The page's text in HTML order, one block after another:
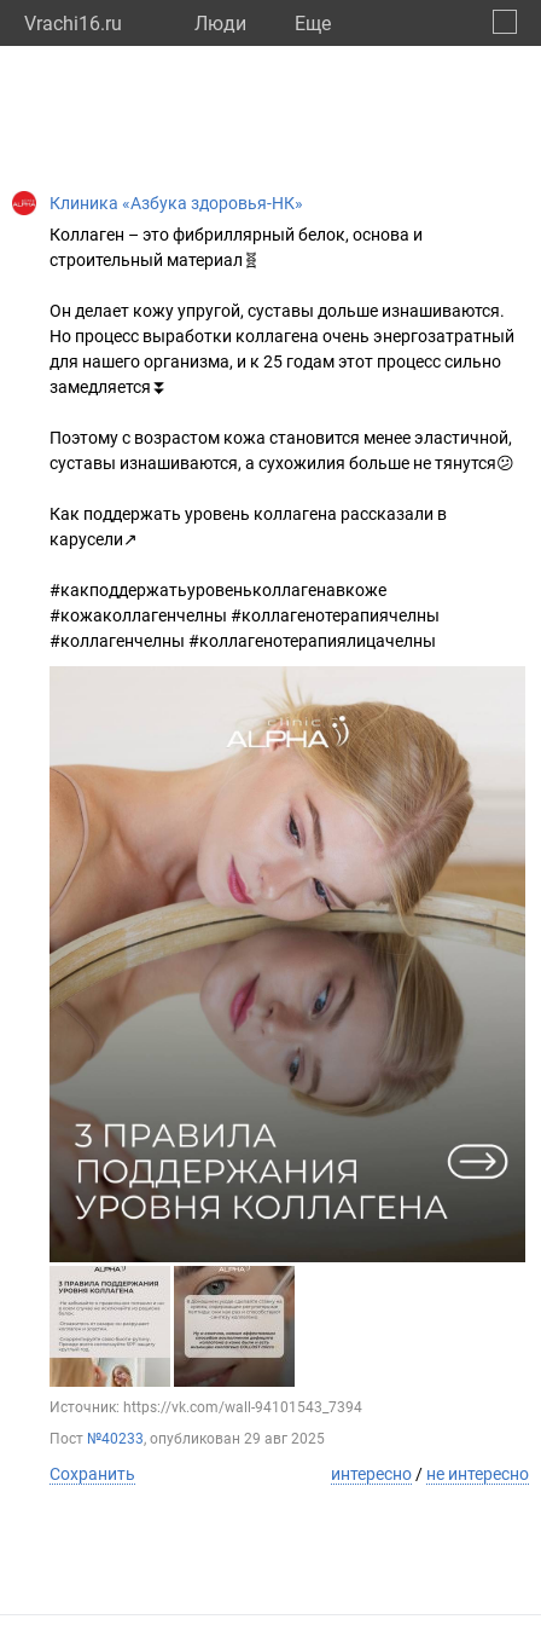
Vrachi16.ru Люди Eще
Клиника «Азбука здоровья-НК»
Коллаген – это фибриллярный белок, основа и
строительный материал🧬
Он делает кожу упругой, суставы дольше изнашиваются.
Но процесс выработки коллагена очень энергозатратный
для нашего организма, и к 25 годам этот процесс сильно
замедляется⏬
Поэтому с возрастом кожа становится менее эластичной,
суставы изнашиваются, а сухожилия больше не тянутся😕
Как поддержать уровень коллагена рассказали в
карусели↗️
#какподдержатьуровеньколлагенавкоже
#кожаколлагенчелны #коллагенотерапиячелны
#коллагенчелны #коллагенотерапиялицачелны
Источник: https://vk.com/wall-94101543_7394
Пост №40233, опубликован 29 авг 2025
Сохранить интересно / не интересно